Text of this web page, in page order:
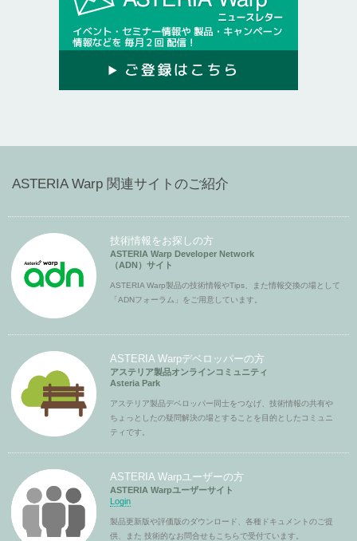
ASTERIA Warp 関連サイトのご紹介
技術情報をお探しの方
ASTERIA Warp Developer Network
（ADN）サイト
ASTERIA Warp製品の技術情報やTips、また情報交換の場として
「ADNフォーラム」をご用意しています。
ASTERIA Warpデベロッパーの方
アステリア製品オンラインコミュニティ
Asteria Park
アステリア製品デベロッパー同士をつなげ、技術情報の共有や
ちょっとしたの疑問解決の場とすることを目的としたコミュニ
ティです。
ASTERIA Warpユーザーの方
ASTERIA Warpユーザーサイト
Login
製品更新版や評価版のダウンロード、各種ドキュメントのご提
供、また 技術的なお問合せもこちらで受付ています。